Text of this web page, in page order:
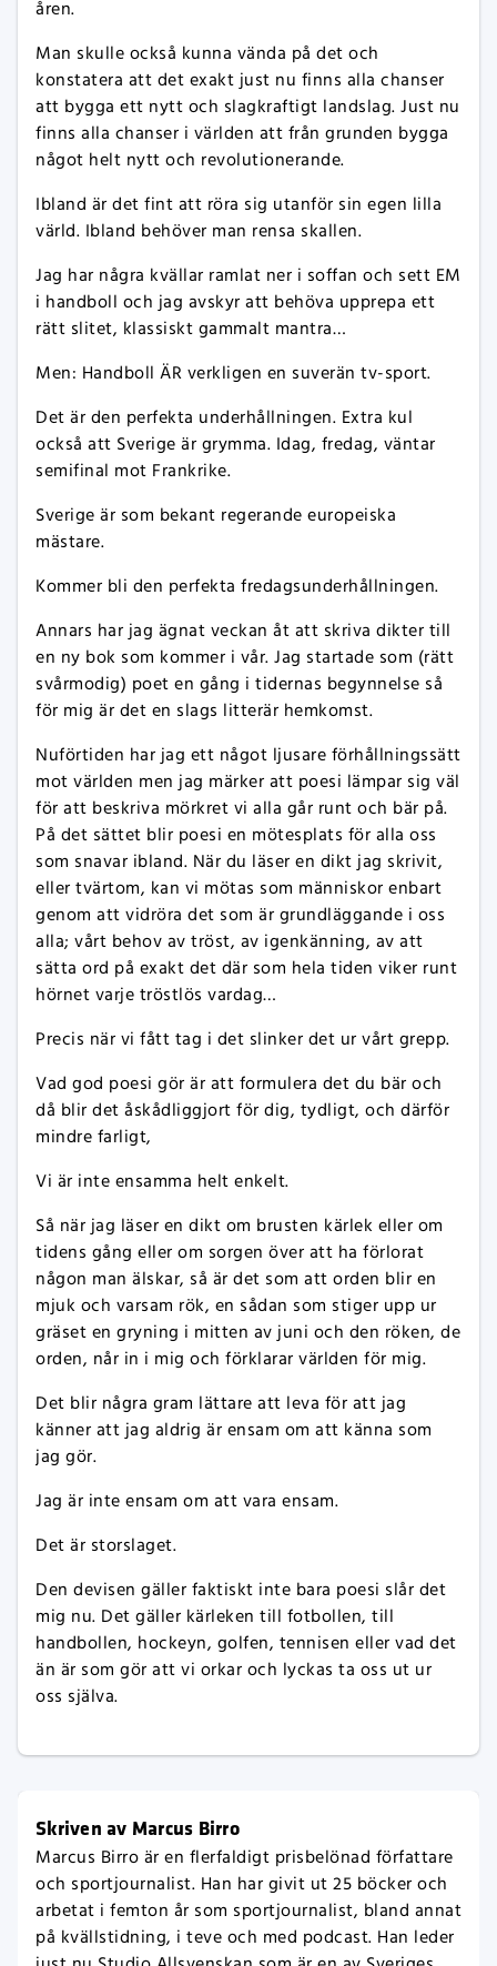
åren.
Man skulle också kunna vända på det och
konstatera att det exakt just nu finns alla chanser
att bygga ett nytt och slagkraftigt landslag. Just nu
finns alla chanser i världen att från grunden bygga
något helt nytt och revolutionerande.
Ibland är det fint att röra sig utanför sin egen lilla
värld. Ibland behöver man rensa skallen.
Jag har några kvällar ramlat ner i soffan och sett EM
i handboll och jag avskyr att behöva upprepa ett
rätt slitet, klassiskt gammalt mantra…
Men: Handboll ÄR verkligen en suverän tv-sport.
Det är den perfekta underhållningen. Extra kul
också att Sverige är grymma. Idag, fredag, väntar
semifinal mot Frankrike.
Sverige är som bekant regerande europeiska
mästare.
Kommer bli den perfekta fredagsunderhållningen.
Annars har jag ägnat veckan åt att skriva dikter till
en ny bok som kommer i vår. Jag startade som (rätt
svårmodig) poet en gång i tidernas begynnelse så
för mig är det en slags litterär hemkomst.
Nuförtiden har jag ett något ljusare förhållningssätt
mot världen men jag märker att poesi lämpar sig väl
för att beskriva mörkret vi alla går runt och bär på.
På det sättet blir poesi en mötesplats för alla oss
som snavar ibland. När du läser en dikt jag skrivit,
eller tvärtom, kan vi mötas som människor enbart
genom att vidröra det som är grundläggande i oss
alla; vårt behov av tröst, av igenkänning, av att
sätta ord på exakt det där som hela tiden viker runt
hörnet varje tröstlös vardag…
Precis när vi fått tag i det slinker det ur vårt grepp.
Vad god poesi gör är att formulera det du bär och
då blir det åskådliggjort för dig, tydligt, och därför
mindre farligt,
Vi är inte ensamma helt enkelt.
Så när jag läser en dikt om brusten kärlek eller om
tidens gång eller om sorgen över att ha förlorat
någon man älskar, så är det som att orden blir en
mjuk och varsam rök, en sådan som stiger upp ur
gräset en gryning i mitten av juni och den röken, de
orden, når in i mig och förklarar världen för mig.
Det blir några gram lättare att leva för att jag
känner att jag aldrig är ensam om att känna som
jag gör.
Jag är inte ensam om att vara ensam.
Det är storslaget.
Den devisen gäller faktiskt inte bara poesi slår det
mig nu. Det gäller kärleken till fotbollen, till
handbollen, hockeyn, golfen, tennisen eller vad det
än är som gör att vi orkar och lyckas ta oss ut ur
oss själva.
Skriven av Marcus Birro
Marcus Birro är en flerfaldigt prisbelönad författare
och sportjournalist. Han har givit ut 25 böcker och
arbetat i femton år som sportjournalist, bland annat
på kvällstidning, i teve och med podcast. Han leder